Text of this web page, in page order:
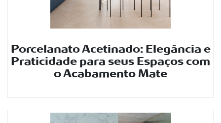
Porcelanato Acetinado: Elegância e
Praticidade para seus Espaços com
o Acabamento Mate